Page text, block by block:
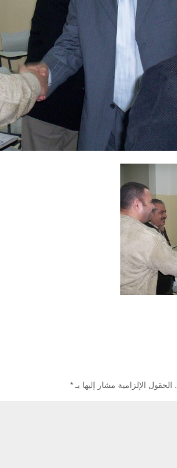
الحقول الإلزامية مشار إليها بـ *